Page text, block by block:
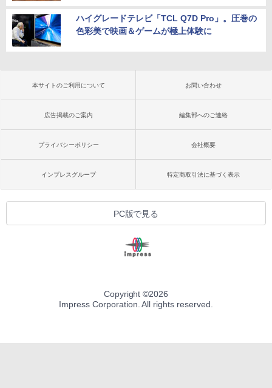
ハイグレードテレビ「TCL Q7D Pro」。圧巻の
色彩美で映画＆ゲームが極上体験に
本サイトのご利用について お問い合わせ
広告掲載のご案内 編集部へのご連絡
プライバシーポリシー 会社概要
インプレスグループ 特定商取引法に基づく表示
PC版で見る
Copyright ©2026
Impress Corporation. All rights reserved.